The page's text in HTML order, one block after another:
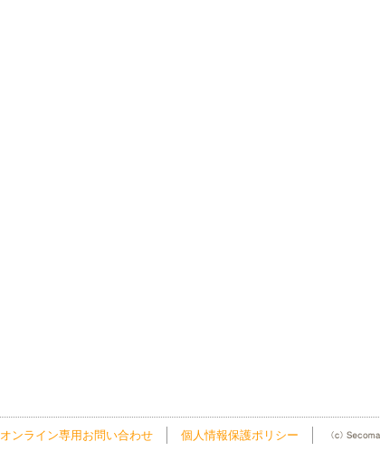
オンライン専用お問い合わせ 個人情報保護ポリシー